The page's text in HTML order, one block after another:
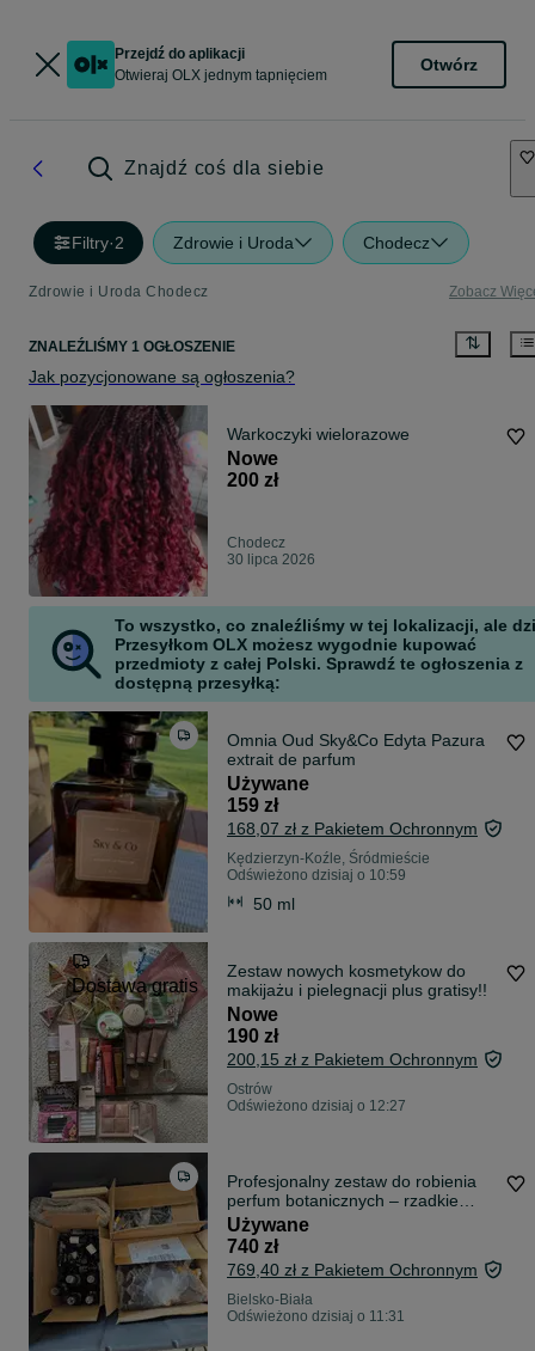
Przejdź do aplikacji
Otwieraj OLX jednym tapnięciem
Otwórz
Znajdź coś dla siebie
Filtry·2 Zdrowie i Uroda Chodecz
Zdrowie i Uroda Chodecz Zobacz
ZNALEŹLIŚMY 1 OGŁOSZENIE
Jak pozycjonowane są ogłoszenia?
Warkoczyki wielorazowe
Nowe
200 zł
Chodecz
30 lipca 2026
To wszystko, co znaleźliśmy w tej lokalizacji, ale
Przesyłkom OLX możesz wygodnie kupować
przedmioty z całej Polski. Sprawdź te ogłoszenia z
dostępną przesyłką:
Omnia Oud Sky&Co Edyta Pazura
extrait de parfum
Używane
159 zł
168,07 zł z Pakietem Ochronnym
Kędzierzyn-Koźle, Śródmieście
Odświeżono dzisiaj o 10:59
50 ml
Dostawa gratis
Zestaw nowych kosmetykow do
makijażu i pielegnacji plus gratisy!!
Nowe
190 zł
200,15 zł z Pakietem Ochronnym
Ostrów
Odświeżono dzisiaj o 12:27
Profesjonalny zestaw do robienia
perfum botanicznych – rzadkie
olejki, waga, butelki
Używane
740 zł
769,40 zł z Pakietem Ochronnym
Bielsko-Biała
Odświeżono dzisiaj o 11:31